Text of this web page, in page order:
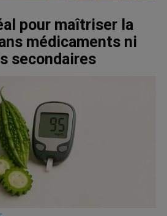
pour maîtriser la
médicaments ni
secondaires